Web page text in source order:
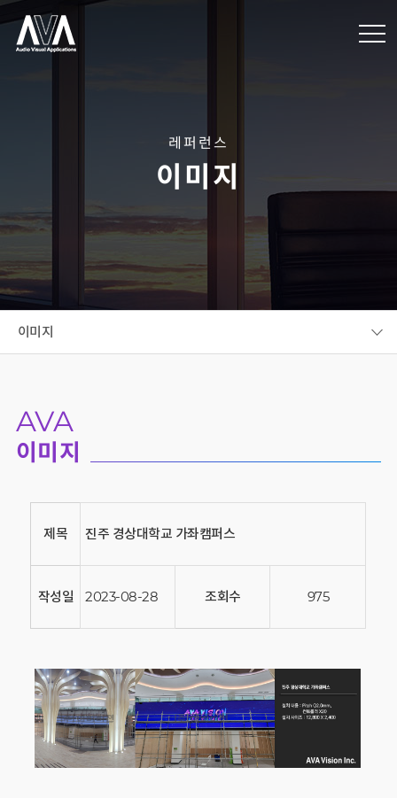
레퍼런스
이미지
이미지
AVA
이미지
제목 진주 경상대학교 가좌캠퍼스
작성일 2023-08-28 조회수 975